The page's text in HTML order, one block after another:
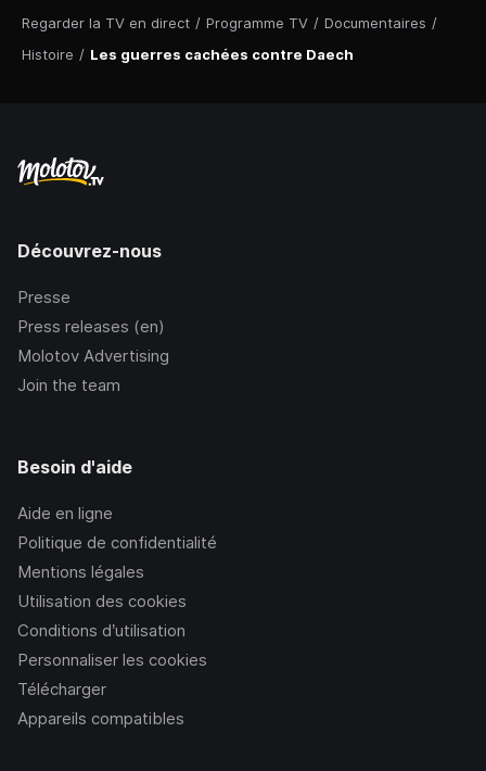
Regarder la TV en direct / Programme TV / Documentaires /
Histoire / Les guerres cachées contre Daech
Découvrez-nous
Presse
Press releases (en)
Molotov Advertising
Join the team
Besoin d'aide
Aide en ligne
Politique de confidentialité
Mentions légales
Utilisation des cookies
Conditions d’utilisation
Personnaliser les cookies
Télécharger
Appareils compatibles